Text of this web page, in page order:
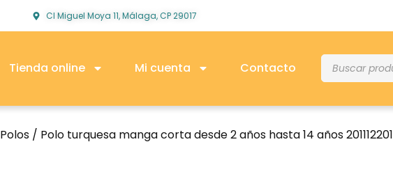
Cl Miguel Moya 11, Málaga, CP 29017
Tienda online Mi cuenta Contacto
Polos / Polo turquesa manga corta desde 2 años hasta 14 años 201112201